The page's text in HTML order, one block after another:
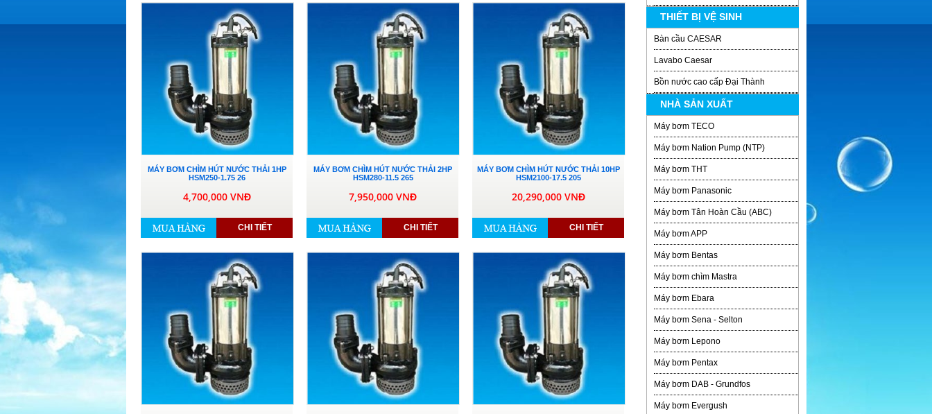
MÁY BƠM CHÌM HÚT NƯỚC THẢI 1HP
HSM250-1.75 26
4,700,000 VNĐ
CHI TIẾT
MÁY BƠM CHÌM HÚT NƯỚC THẢI 2HP
HSM280-11.5 265
7,950,000 VNĐ
CHI TIẾT
MÁY BƠM CHÌM HÚT NƯỚC THẢI 10HP
HSM2100-17.5 205
20,290,000 VNĐ
CHI TIẾT
THIẾT BỊ VỆ SINH
Bàn cầu CAESAR
Lavabo Caesar
Bồn nước cao cấp Đại Thành
NHÀ SẢN XUẤT
Máy bơm TECO
Máy bơm Nation Pump (NTP)
Máy bơm THT
Máy bơm Panasonic
Máy bơm Tân Hoàn Cầu (ABC)
Máy bơm APP
Máy bơm Bentas
Máy bơm chìm Mastra
Máy bơm Ebara
Máy bơm Sena - Selton
Máy bơm Lepono
Máy bơm Pentax
Máy bơm DAB - Grundfos
Máy bơm Evergush